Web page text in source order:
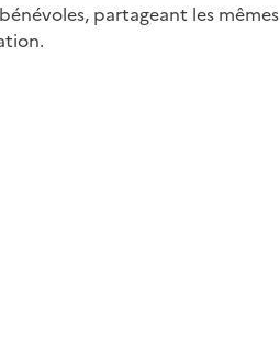
partageant les mêmes